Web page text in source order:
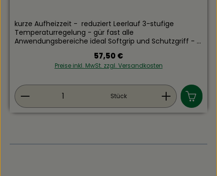
kurze Aufheizzeit - reduziert Leerlauf 3-stufige
Temperaturregelung - gür fast alle
Anwendungsbereiche ideal Softgrip und Schutzgriff -
für sicheren Stand bei Arbeiten in aufrechter
Geräteposition Temperatur wählen (60, 300, 600°C) -
herausragende Arbeitsergebnisse liefern lassen.
Technische Daten: Leistungsaufnahme: 2000 W
Temperatureinstellungen: 60 - 600 °C Luftmenge: 250
- 500 l/min
Regulärer Preis:
57,50 €
Preise inkl. MwSt. zzgl. Versandkosten
Produkt Anzahl: Gib den gewünschten Wert
Stück